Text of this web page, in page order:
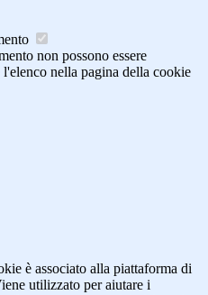
non possono essere
nella pagina della cookie
è associato alla piattaforma di
utilizzato per aiutare i